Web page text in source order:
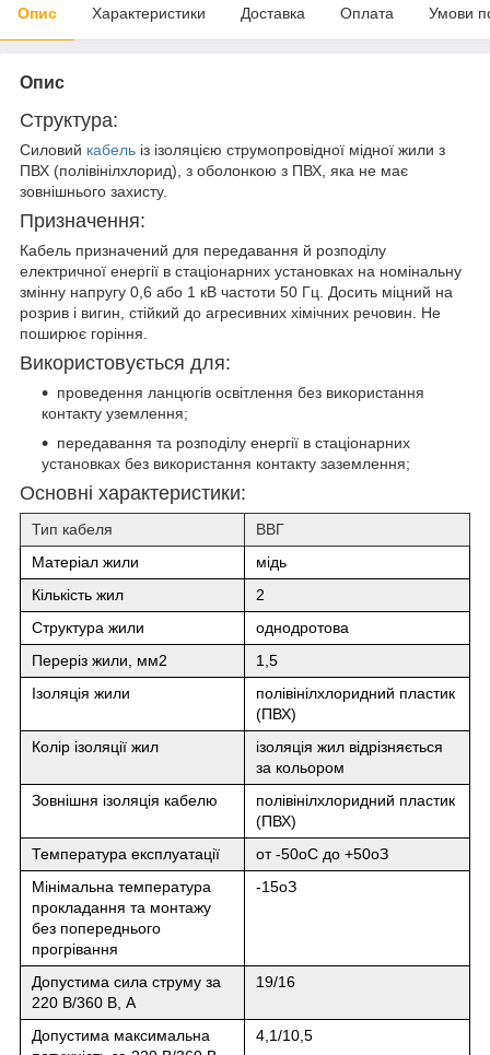
Опис Характеристики Доставка Оплата Умови
Опис
Структура:
Силовий кабель із ізоляцією струмопровідної мідної жили з
ПВХ (полівінілхлорид), з оболонкою з ПВХ, яка не має
зовнішнього захисту.
Призначення:
Кабель призначений для передавання й розподілу
електричної енергії в стаціонарних установках на номінальну
змінну напругу 0,6 або 1 кВ частоти 50 Гц. Досить міцний на
розрив і вигин, стійкий до агресивних хімічних речовин. Не
поширює горіння.
Використовується для:
проведення ланцюгів освітлення без використання
контакту уземлення;
передавання та розподілу енергії в стаціонарних
установках без використання контакту заземлення;
Основні характеристики:
Тип кабеля
ВВГ
Матеріал жили
мідь
Кількість жил
2
Структура жили
однодротова
Переріз жили, мм2
1,5
Ізоляція жили
полівінілхлоридний пластик
(ПВХ)
Колір ізоляції жил
ізоляція жил відрізняється
за кольором
Зовнішня ізоляція кабелю
полівінілхлоридний пластик
(ПВХ)
Температура експлуатації
от -50оС до +50оЗ
Мінімальна температура
прокладання та монтажу
без попереднього
прогрівання
-15оЗ
Допустима сила струму за
220 В/360 В, А
19/16
Допустима максимальна
4,1/10,5